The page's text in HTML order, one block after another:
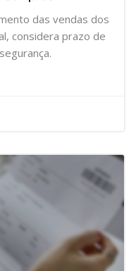
das vendas dos
considera prazo de